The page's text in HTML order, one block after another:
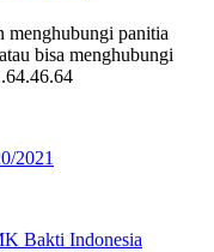
panitia
bisa menghubungi
2021
Bakti Indonesia